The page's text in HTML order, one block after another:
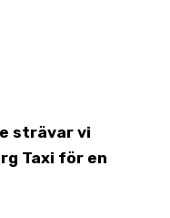
strävar vi
Taxi för en